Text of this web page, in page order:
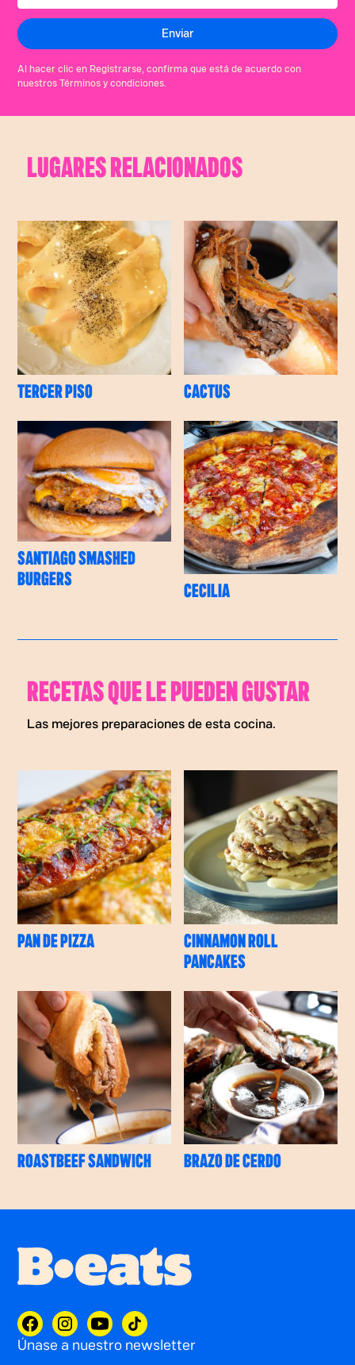
Al hacer clic en Registrarse, confirma que está de acuerdo con
nuestros Términos y condiciones.
LUGARES RELACIONADOS
TERCER PISO CACTUS
SANTIAGO SMASHED
BURGERS
CECILIA
RECETAS QUE LE PUEDEN GUSTAR
Las mejores preparaciones de esta cocina.
PAN DE PIZZA
CINNAMON ROLL
PANCAKES
ROASTBEEF SANDWICH BRAZO DE CERDO
Únase a nuestro newsletter